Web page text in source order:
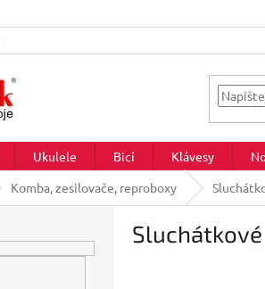
Ukulele Bicí Klávesy
Komba, zesilovače, reproboxy